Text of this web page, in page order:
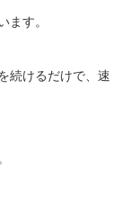
ます。
続けるだけで、速